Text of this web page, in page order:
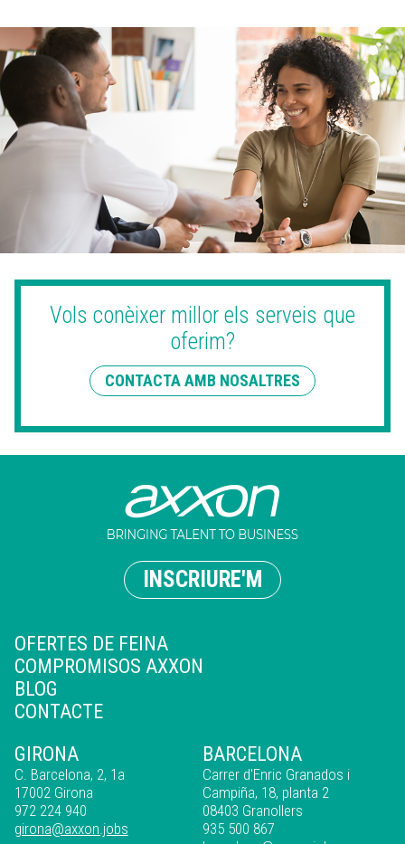
Vols conèixer millor els serveis que
oferim?
CONTACTA AMB NOSALTRES
INSCRIURE'M
OFERTES DE FEINA
COMPROMISOS AXXON
BLOG
CONTACTE
GIRONA
C. Barcelona, 2, 1a
17002 Girona
972 224 940
girona@axxon.jobs
BARCELONA
Carrer d'Enric Granados i
Campiña, 18, planta 2
08403 Granollers
935 500 867